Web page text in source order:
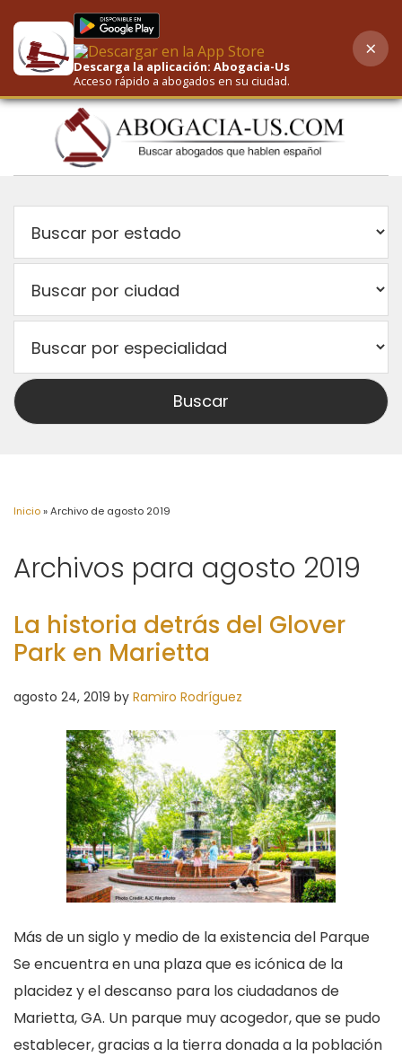
AI-Powered Search
Inicio»Archivo de agosto 2019
Archivos para agosto 2019
La historia detrás del Glover
Park en Marietta
agosto 24, 2019 by Ramiro Rodríguez
Más de un siglo y medio de la existencia del Parque
Se encuentra en una plaza que es icónica de la
placidez y el descanso para los ciudadanos de
Marietta, GA. Un parque muy acogedor, que se pudo
establecer, gracias a la tierra donada a la población
Descarga la aplicación: Abogacia-Us
Acceso rápido a abogados en su ciudad.
×